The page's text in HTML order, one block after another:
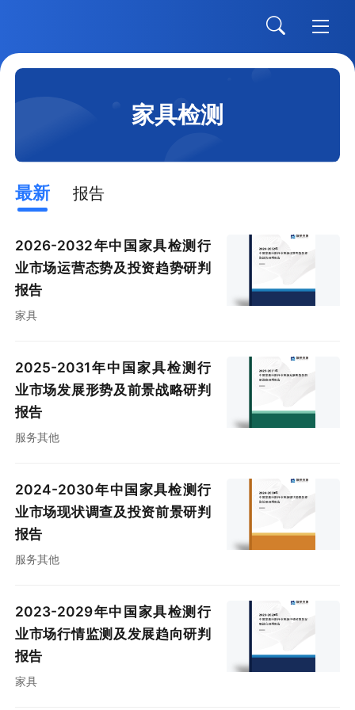
家具检测
最新 报告
2026-2032年中国家具检测行
业市场运营态势及投资趋势研判
报告
家具
2025-2031年中国家具检测行
业市场发展形势及前景战略研判
报告
服务其他
2024-2030年中国家具检测行
业市场现状调查及投资前景研判
报告
服务其他
2023-2029年中国家具检测行
业市场行情监测及发展趋向研判
报告
家具